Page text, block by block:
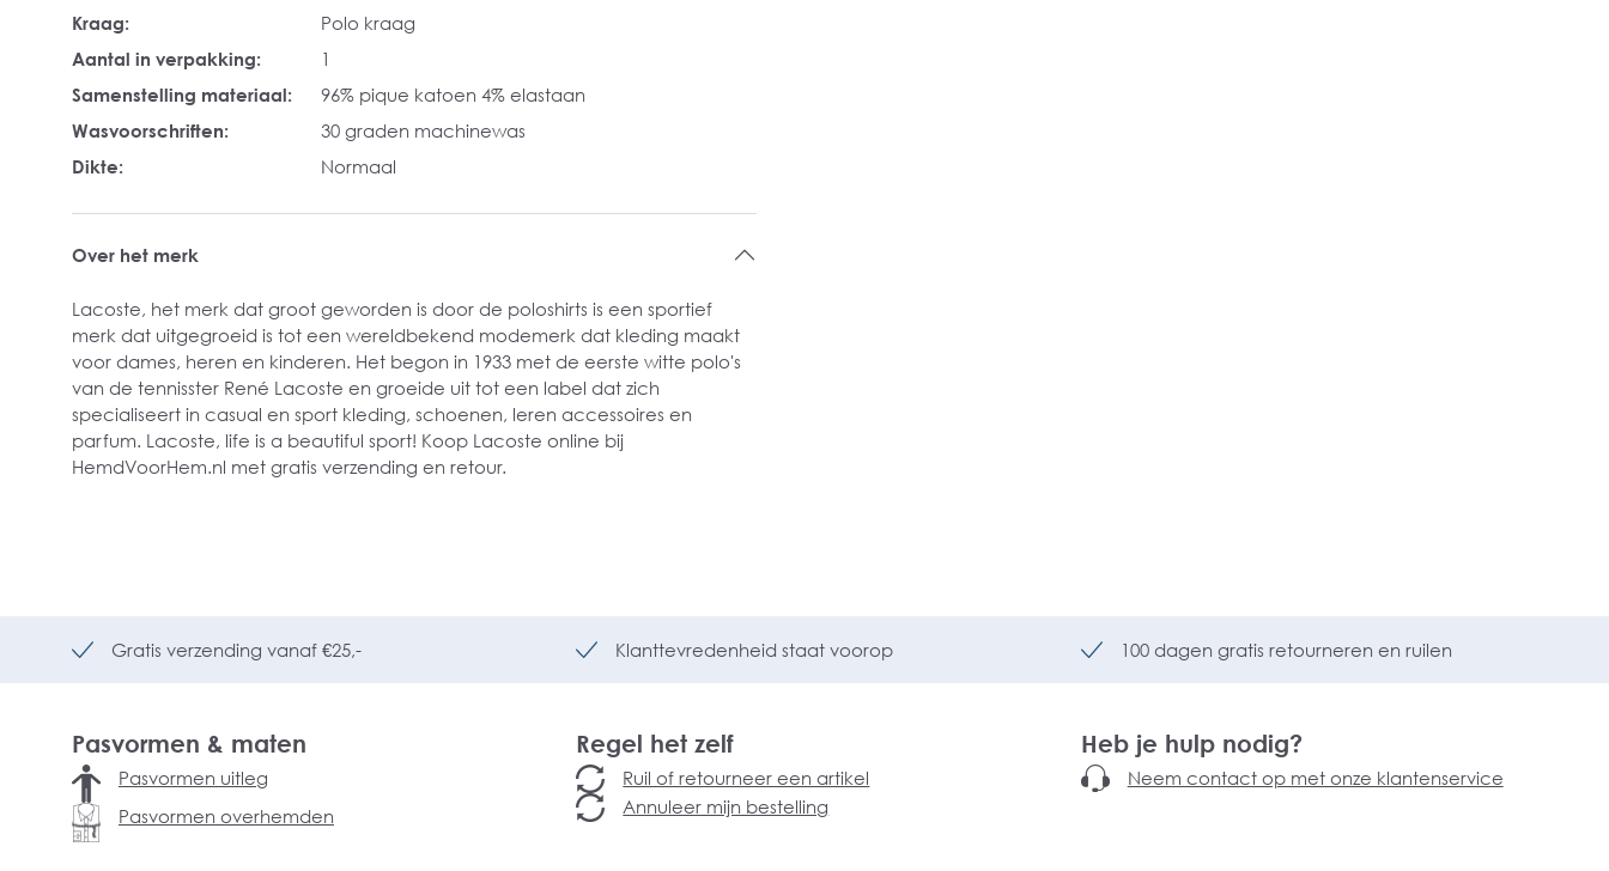
Kraag:
Polo kraag
Aantal in verpakking:
1
Samenstelling materiaal:
96% pique katoen 4% elastaan
Wasvoorschriften:
30 graden machinewas
Dikte:
Normaal
Over het merk
Lacoste, het merk dat groot geworden is door de poloshirts is een sportief
merk dat uitgegroeid is tot een wereldbekend modemerk dat kleding maakt
voor dames, heren en kinderen. Het begon in 1933 met de eerste witte polo's
van de tennisster René Lacoste en groeide uit tot een label dat zich
specialiseert in casual en sport kleding, schoenen, leren accessoires en
parfum. Lacoste, life is a beautiful sport! Koop Lacoste online bij
HemdVoorHem.nl met gratis verzending en retour.
Gratis verzending vanaf €25,- Klanttevredenheid staat voorop 100 dagen gratis retourneren en ruilen
Pasvormen & maten
Pasvormen uitleg
Pasvormen overhemden
Regel het zelf
Ruil of retourneer een artikel
Annuleer mijn bestelling
Heb je hulp nodig?
Neem contact op met onze klantenservice